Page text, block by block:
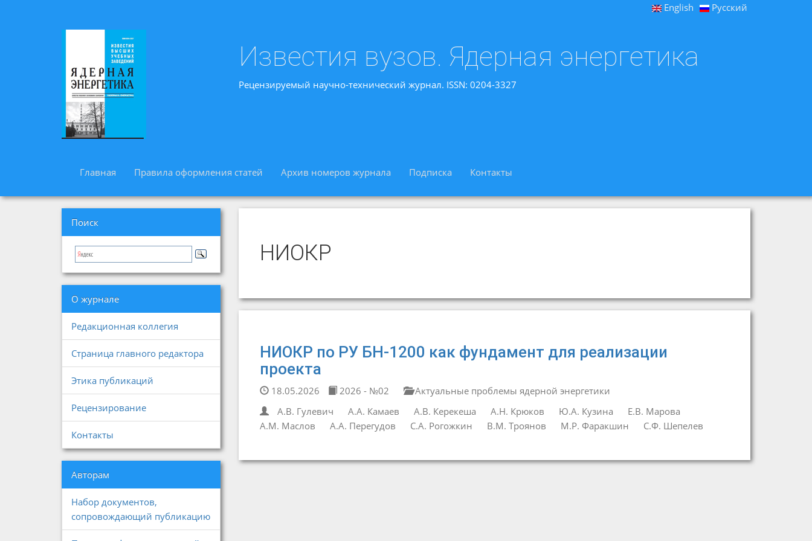
English Русский
Известия вузов. Ядерная энергетика
Рецензируемый научно-технический журнал. ISSN: 0204-3327
Главная Правила оформления статей Архив номеров журнала Подписка Контакты
Поиск
О журнале
Редакционная коллегия
Страница главного редактора
Этика публикаций
Рецензирование
Контакты
Авторам
Набор документов,
сопровождающий публикацию
НИОКР
НИОКР по РУ БН-1200 как фундамент для реализации
проекта
18.05.2026 2026 - №02
Актуальные проблемы ядерной энергетики
А.В. Гулевич
А.А. Камаев А.В. Керекеша А.Н. Крюков Ю.А. Кузина
Е.В. Марова
А.М. Маслов
А.А. Перегудов С.А. Рогожкин В.М. Троянов М.Р. Фаракшин С.Ф. Шепелев